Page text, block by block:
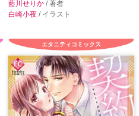
藍川せりか / 著者
白崎小夜 / イラスト
エタニティコミックス